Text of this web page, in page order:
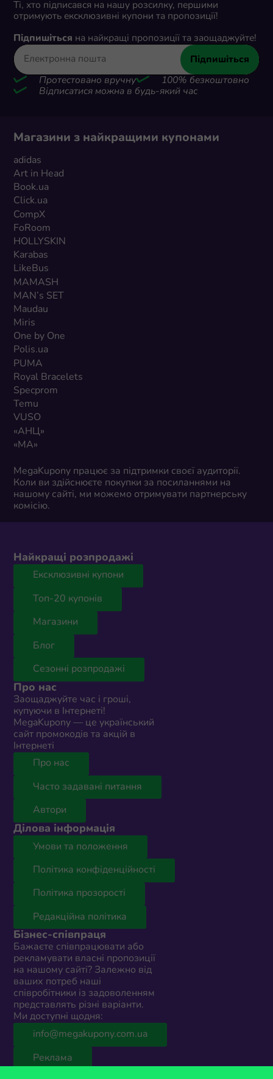
Ті, хто підписався на нашу розсилку, першими
отримують ексклюзивні купони та пропозиції!
Підпишіться на найкращі пропозиції та заощаджуйте!
Підпишіться
Протестовано вручну
100% безкоштовно
Відписатися можна в будь-який час
Магазини з найкращими купонами
adidas
Art in Head
Book.ua
Click.ua
CompX
FoRoom
HOLLYSKIN
Karabas
LikeBus
MAMASH
MAN’s SET
Maudau
Miris
One by One
Polis.ua
PUMA
Royal Bracelets
Specprom
Temu
VUSO
«АНЦ»
«МА»
MegaKupony працює за підтримки своєї аудиторії.
Коли ви здійснюєте покупки за посиланнями на
нашому сайті, ми можемо отримувати партнерську
комісію.
Найкращі розпродажі
Ексклюзивні купони
Топ-20 купонів
Магазини
Блог
Сезонні розпродажі
Про нас
Заощаджуйте час і гроші,
купуючи в Інтернеті!
MegaKupony — це український
сайт промокодів та акцій в
Інтернеті
Про нас
Часто задавані питання
Автори
Ділова інформація
Умови та положення
Політика конфіденційності
Політика прозорості
Редакційна політика
Бізнес-співпраця
Бажаєте співпрацювати або
рекламувати власні пропозиції
на нашому сайті? Залежно від
ваших потреб наші
співробітники із задоволенням
представлять різні варіанти.
Ми доступні щодня:
info@megakupony.com.ua
Реклама